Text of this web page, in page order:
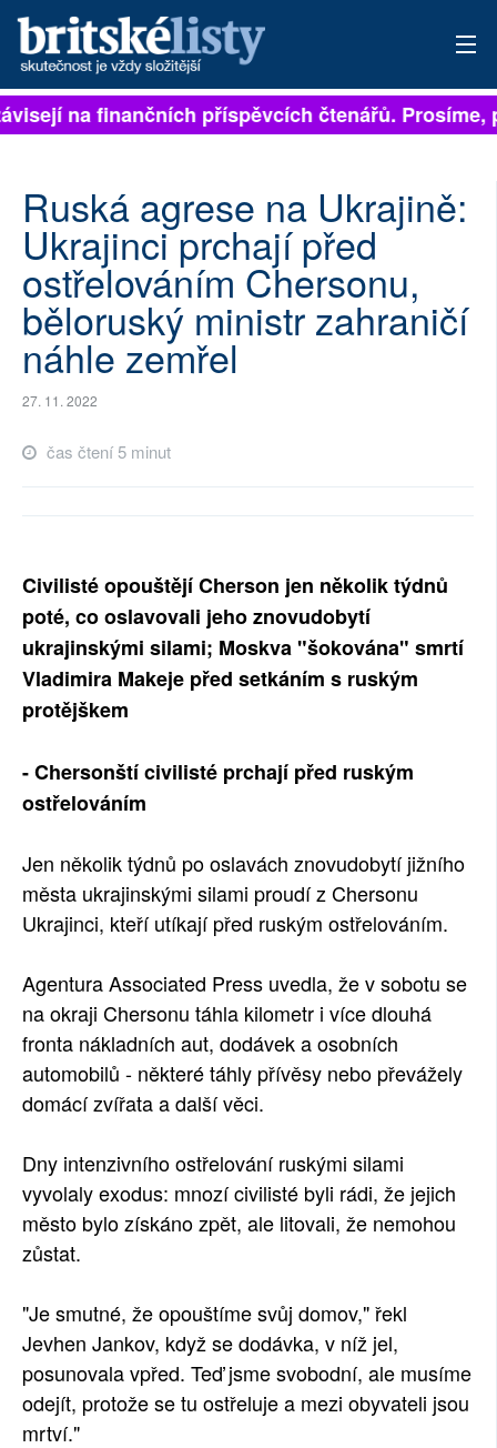
PŘIHLÁSIT
ARCHIV
ROZHOVORY
TÉMATA
NEJČTENĚJŠÍ ZA 7 DNÍ
RUBRIKY
PLNÁ VERZE STRÁNEK
na finančních příspěvcích čtenářů. Prosíme,
Ruská agrese na Ukrajině:
Ukrajinci prchají před
ostřelováním Chersonu,
běloruský ministr zahraničí
náhle zemřel
27. 11. 2022
čas čtení 5 minut
Civilisté opouštějí Cherson jen několik týdnů
poté, co oslavovali jeho znovudobytí
ukrajinskými silami; Moskva "šokována" smrtí
Vladimira Makeje před setkáním s ruským
protějškem
- Chersonští civilisté prchají před ruským
ostřelováním
Jen několik týdnů po oslavách znovudobytí jižního
města ukrajinskými silami proudí z Chersonu
Ukrajinci, kteří utíkají před ruským ostřelováním.
Agentura Associated Press uvedla, že v sobotu se
na okraji Chersonu táhla kilometr i více dlouhá
fronta nákladních aut, dodávek a osobních
automobilů - některé táhly přívěsy nebo převážely
domácí zvířata a další věci.
Dny intenzivního ostřelování ruskými silami
vyvolaly exodus: mnozí civilisté byli rádi, že jejich
město bylo získáno zpět, ale litovali, že nemohou
zůstat.
"Je smutné, že opouštíme svůj domov," řekl
Jevhen Jankov, když se dodávka, v níž jel,
posunovala vpřed. Teď jsme svobodní, ale musíme
odejít, protože se tu ostřeluje a mezi obyvateli jsou
mrtví."